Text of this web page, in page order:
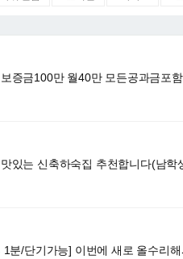
증금100만 월40만 모든공과금포
있는 신축하숙집 추천합니다(남학
1분/단기가능] 이번에 새로 올수리